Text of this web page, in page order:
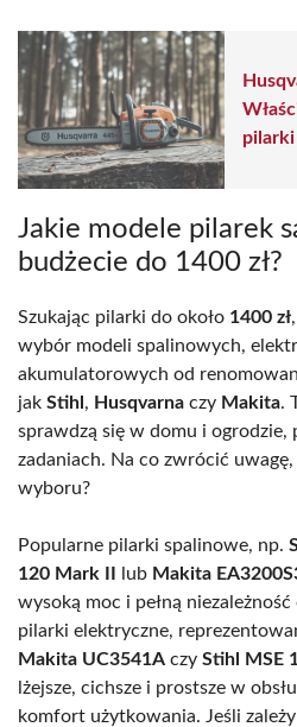
pilarki
Jakie modele pilarek
budżecie do 1400 zł?
Szukając pilarki do około 1400 zł
wybór modeli spalinowych,
akumulatorowych od
jak Stihl, Husqvarna czy Makita.
sprawdzą się w domu i ogrodzie,
zadaniach. Na co zwrócić
wyboru?
Popularne pilarki spalinowe, np.
120 Mark II lub Makita
wysoką moc i pełną
pilarki elektryczne,
Makita UC3541A czy Stihl MSE
lżejsze, cichsze i prostsze w
komfort użytkowania. Jeśli